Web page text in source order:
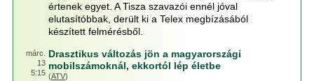
értenek egyet. A Tisza szavazói ennél jóval
elutasítóbbak, derült ki a Telex megbízásából
készített felmérésből.
márc.
13
5:15
Drasztikus változás jön a magyarországi
mobilszámoknál, ekkortól lép életbe
(ATV)